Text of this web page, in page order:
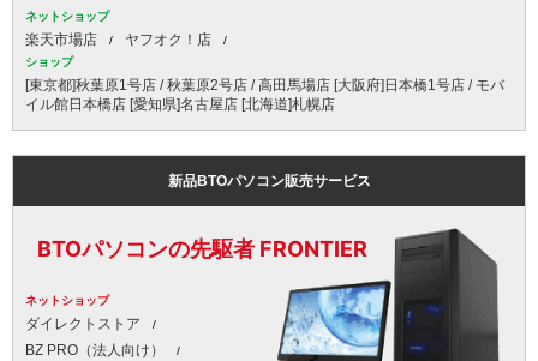
ネットショップ
楽天市場店 ヤフオク！店
ショップ
[東京都]秋葉原1号店 / 秋葉原2号店 / 高田馬場店 [大阪府]日本橋1号店 / モバ
イル館日本橋店 [愛知県]名古屋店 [北海道]札幌店
新品BTOパソコン販売サービス
BTOパソコンの先駆者 FRONTIER
ネットショップ
ダイレクトストア
BZ PRO（法人向け）